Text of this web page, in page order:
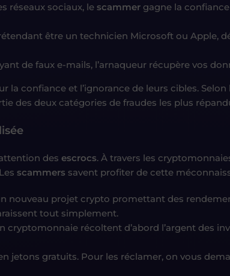
réseaux sociaux, le scammer gagne la
être un technicien Microsoft ou Apple,
de faux e-mails, l’arnaqueur récupère vos
confiance et l’ignorance de leurs cibles. Selon
des deux catégories de fraudes les plus
des escrocs. À travers les
scammers savent profiter de cette
nouveau projet crypto promettant des
tout simplement.
cryptomonnaie récoltent d’abord l’argent
jetons gratuits. Pour les réclamer, on vous